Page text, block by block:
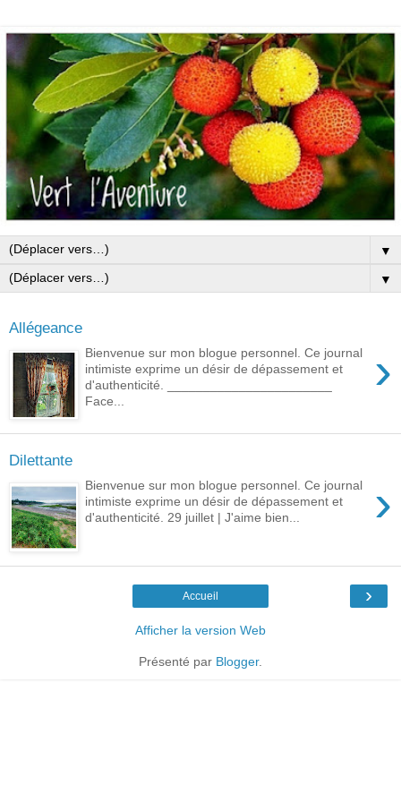
▼
▼
Allégeance
›
Bienvenue sur mon blogue personnel. Ce journal
intimiste exprime un désir de dépassement et
d'authenticité. _______________________
Face...
Dilettante
›
Bienvenue sur mon blogue personnel. Ce journal
intimiste exprime un désir de dépassement et
d'authenticité. 29 juillet | J'aime bien...
›
Accueil
Afficher la version Web
Présenté par Blogger.